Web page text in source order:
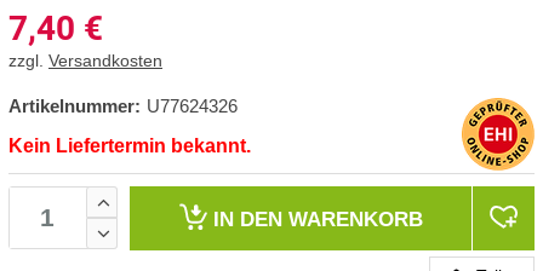
7,40 €
zzgl. Versandkosten
Artikelnummer: U77624326
Kein Liefertermin bekannt.
IN DEN WARENKORB